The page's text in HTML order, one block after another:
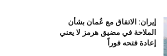
إيران: الاتفاق مع عُمان بشأن
الملاحة في مضيق هرمز لا يعني
إعادة فتحه فوراً